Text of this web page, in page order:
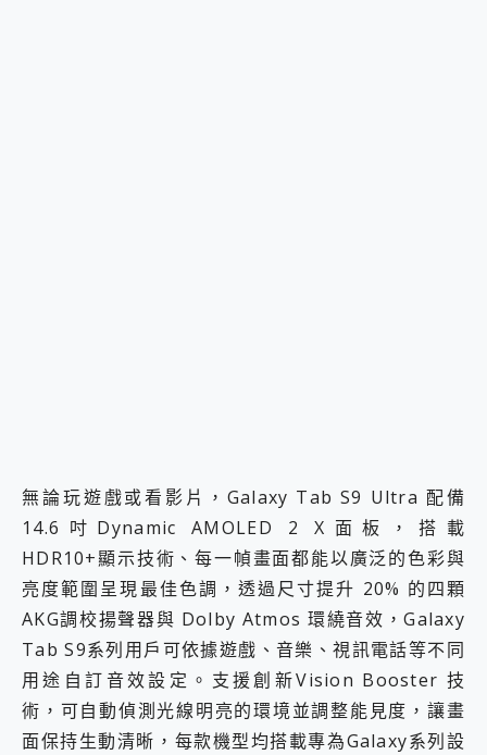
無論玩遊戲或看影片，Galaxy Tab S9 Ultra 配備
14.6吋Dynamic AMOLED 2 X面板，搭載
HDR10+顯示技術、每一幀畫面都能以廣泛的色彩與
亮度範圍呈現最佳色調，透過尺寸提升 20% 的四顆
AKG調校揚聲器與 Dolby Atmos 環繞音效，Galaxy
Tab S9系列用戶可依據遊戲、音樂、視訊電話等不同
用途自訂音效設定。支援創新Vision Booster 技
術，可自動偵測光線明亮的環境並調整能見度，讓畫
面保持生動清晰，每款機型均搭載專為Galaxy系列設